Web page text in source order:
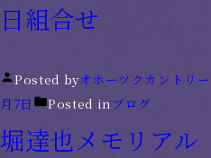
日組合せ
Posted byオホーツクカントリ
月7日
Posted in ブログ
堀達也メモリア